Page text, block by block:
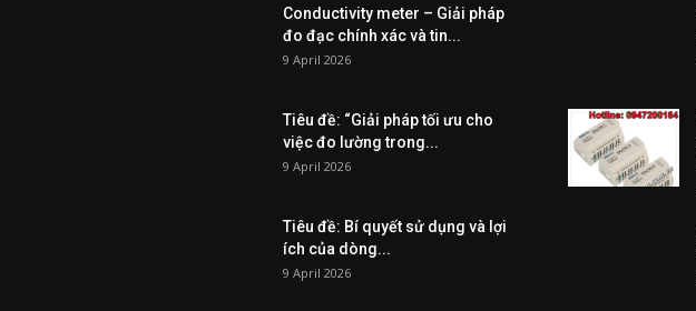
Conductivity meter – Giải pháp
đo đạc chính xác và tin...
9 April 2026
Tiêu đề: “Giải pháp tối ưu cho
việc đo lường trong...
9 April 2026
Tiêu đề: Bí quyết sử dụng và lợi
ích của dòng...
9 April 2026